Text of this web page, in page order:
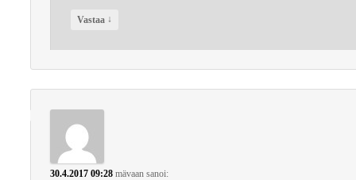
Vastaa ↓
30.4.2017 09:28 mävaan sanoi: